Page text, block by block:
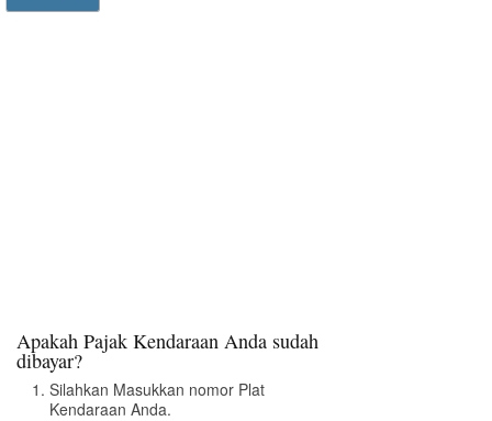
Apakah Pajak Kendaraan Anda sudah
dibayar?
Silahkan Masukkan nomor Plat
Kendaraan Anda.